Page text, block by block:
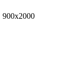
900х2000